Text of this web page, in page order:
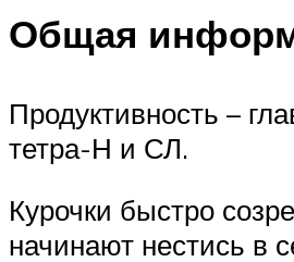
Общая
Продуктивность –
тетра-Н и СЛ.
Курочки быстро
начинают нестись в